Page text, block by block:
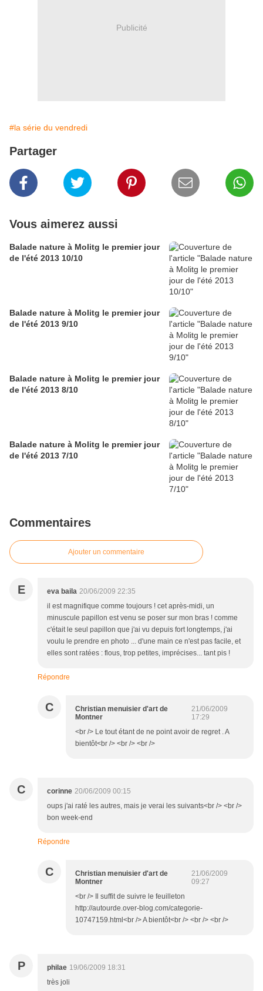
Publicité
#la série du vendredi
Partager
Vous aimerez aussi
Balade nature à Molitg le premier jour
de l'été 2013 10/10
Balade nature à Molitg le premier jour
de l'été 2013 9/10
Balade nature à Molitg le premier jour
de l'été 2013 8/10
Balade nature à Molitg le premier jour
de l'été 2013 7/10
Commentaires
Ajouter un commentaire
E eva baila 20/06/2009 22:35
il est magnifique comme toujours ! cet après-midi, un
minuscule papillon est venu se poser sur mon bras ! comme
c'était le seul papillon que j'ai vu depuis fort longtemps, j'ai
voulu le prendre en photo ... d'une main ce n'est pas facile, et
elles sont ratées : flous, trop petites, imprécises... tant pis !
Répondre
C
Christian menuisier d'art de
Montner
21/06/2009
17:29
<br /> Le tout étant de ne point avoir de regret . A
bientôt<br /> <br /> <br />
C corinne 20/06/2009 00:15
oups j'ai raté les autres, mais je verai les suivants<br /> <br />
bon week-end
Répondre
C
Christian menuisier d'art de
Montner
21/06/2009
09:27
<br /> Il suffit de suivre le feuilleton
http://autourde.over-blog.com/categorie-
10747159.html<br /> A bientôt<br /> <br /> <br />
P philae 19/06/2009 18:31
très joli